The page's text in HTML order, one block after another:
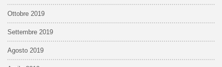
Ottobre 2019
Settembre 2019
Agosto 2019